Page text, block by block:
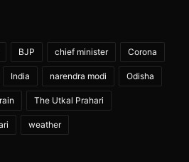
BJP chief minister Corona
India narendra modi Odisha
rain The Utkal Prahari
weather